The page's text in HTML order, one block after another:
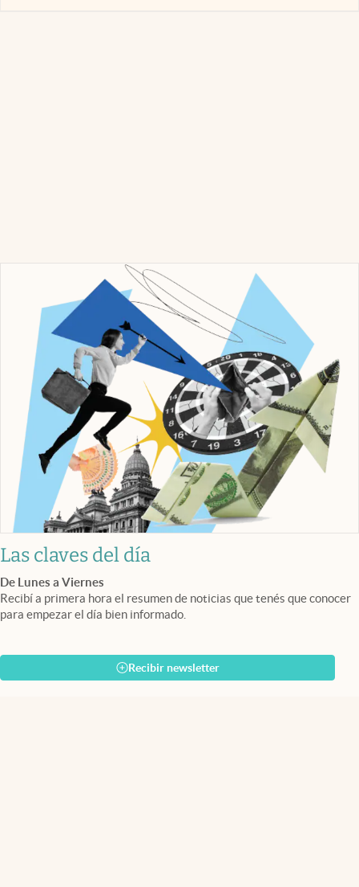
Las claves del día
De Lunes a Viernes
Recibí a primera hora el resumen de noticias que tenés que conocer
para empezar el día bien informado.
Recibir newsletter